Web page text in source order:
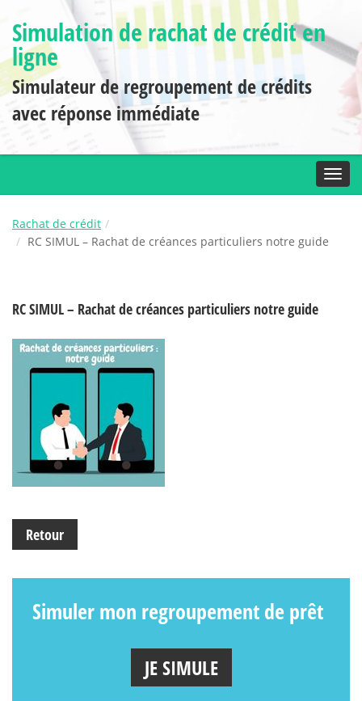
Simulation de rachat de crédit en
ligne
Simulateur de regroupement de crédits
avec réponse immédiate
Rachat de crédit
RC SIMUL – Rachat de créances particuliers notre guide
RC SIMUL – Rachat de créances particuliers notre guide
Retour
Simuler mon regroupement de prêt
JE SIMULE